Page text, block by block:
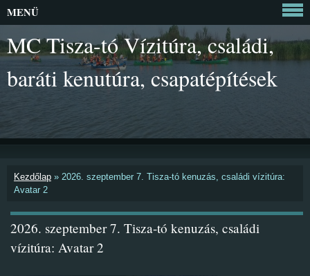
MC Tisza-tó Vízitúra, családi,
baráti kenutúra, csapatépítések
Kezdőlap » 2026. szeptember 7. Tisza-tó kenuzás, családi vízitúra:
Avatar 2
2026. szeptember 7. Tisza-tó kenuzás, családi
vízitúra: Avatar 2
MENÜ